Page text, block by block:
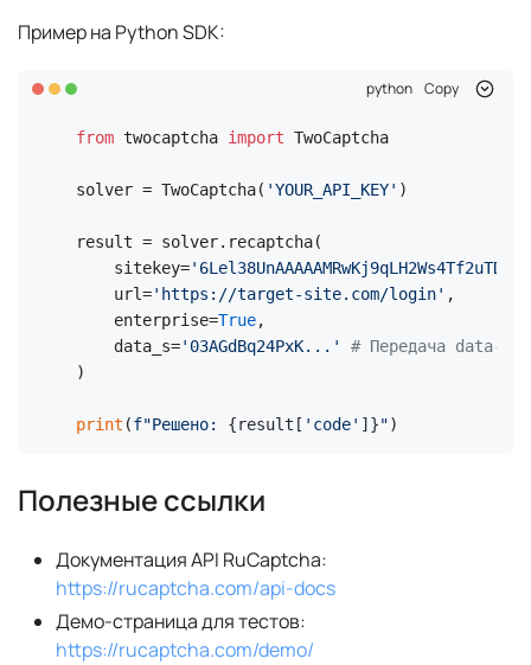
Пример на Python SDK:
python Copy
from twocaptcha import TwoCaptcha
solver = TwoCaptcha( 'YOUR_API_KEY' )
result = solver.recaptcha(
    sitekey=
    url=
'https://target-site.com/login' ,
    enterprise=
True,
    data_s=
'03AGdBq24PxK...'
# Передача data-s
)
print (f"Решено: {result[ 'code' ]}")
Полезные ссылки
Документация API RuCaptcha:
https://rucaptcha.com/api-docs
Демо-страница для тестов:
https://rucaptcha.com/demo/